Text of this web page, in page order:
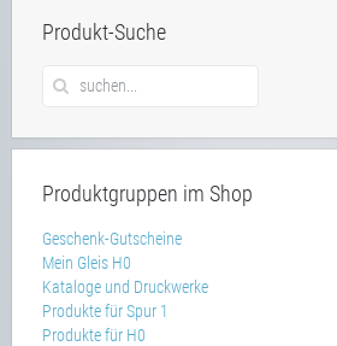
Produkt-Suche
Produktgruppen im Shop
Geschenk-Gutscheine
Mein Gleis H0
Kataloge und Druckwerke
Produkte für Spur 1
Produkte für H0